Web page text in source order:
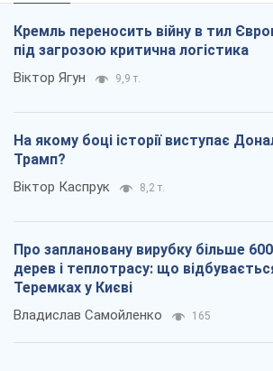
Кремль переносить війну в тил
під загрозою критична логістика
Віктор Ягун 9,9 т.
На якому боці історії виступає
Трамп?
Віктор Каспрук 8,2 т.
Про заплановану вирубку більше 600
дерев і теплотрасу: що
Теремках у Києві
Владислав Самойленко 165